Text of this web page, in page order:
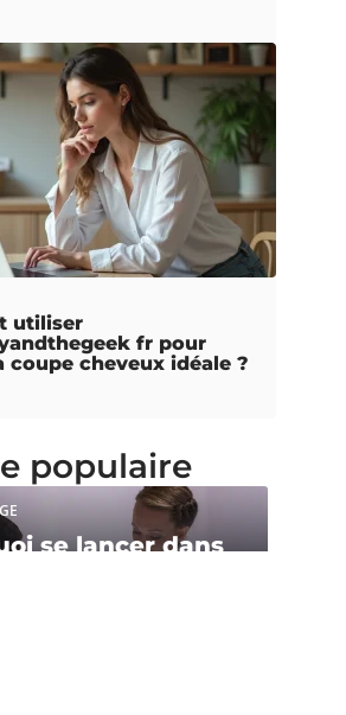
utiliser
fr pour
coupe cheveux idéale ?
populaire
se lancer dans